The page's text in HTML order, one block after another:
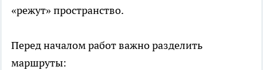
«режут» пространство.
Перед началом работ важно разделить
маршруты: